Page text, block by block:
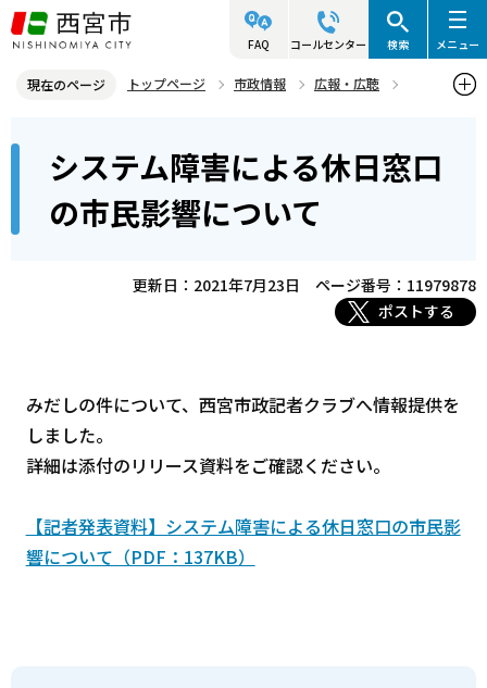
こ
の
ジ
頭
FAQ コールセンター 検索 メニュー
現在のページ トップページ 市政情報
広報・広聴
システム障害による休日窓口の市民影響について
システム障害による休日窓口
の市民影響について
更新日：2021年7月23日
ページ番号：11979878
ポストする
みだしの件について、西宮市政記者クラブへ情報提供を
しました。
詳細は添付のリリース資料をご確認ください。
【記者発表資料】システム障害による休日窓口の市民影
響について（PDF：137KB）